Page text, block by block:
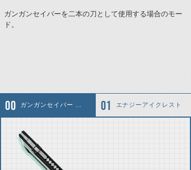
ガンガンセイバーを二本の刀として使用する場合のモー
ド。
ガンガンセイバー 二刀流モード エナジーアイクレスト